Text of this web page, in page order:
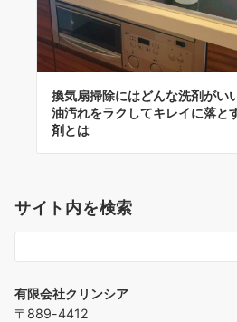
換気扇掃除にはどんな洗剤がい
油汚れをラクしてキレイに落と
剤とは
サイト内を検索
有限会社クリンシア
〒889-4412